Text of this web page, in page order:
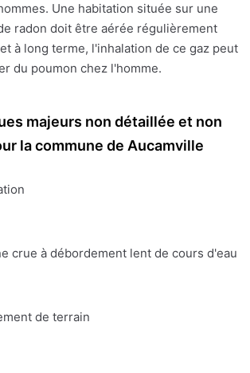
Une habitation située sur une
radon doit être aérée régulièrement
à long terme, l'inhalation de ce gaz peut
du poumon chez l'homme.
majeurs non détaillée et non
la commune de Aucamville
crue à débordement lent de cours d'eau
de terrain